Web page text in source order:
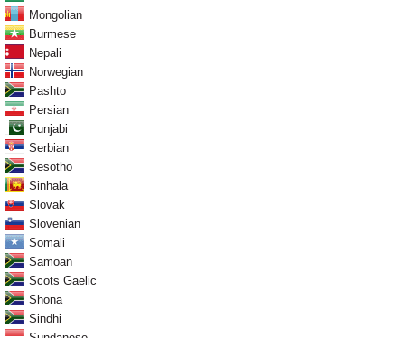
Mongolian
Burmese
Nepali
Norwegian
Pashto
Persian
Punjabi
Serbian
Sesotho
Sinhala
Slovak
Slovenian
Somali
Samoan
Scots Gaelic
Shona
Sindhi